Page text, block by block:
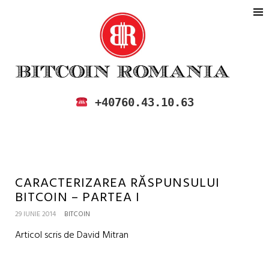
BITCOIN ROMANIA
CUMPARA SI VINDE BITCOIN IN
+40760.43.10.63
CARACTERIZAREA RĂSPUNSULUI
BITCOIN – PARTEA I
29 IUNIE 2014 BITCOIN
Articol scris de David Mitran